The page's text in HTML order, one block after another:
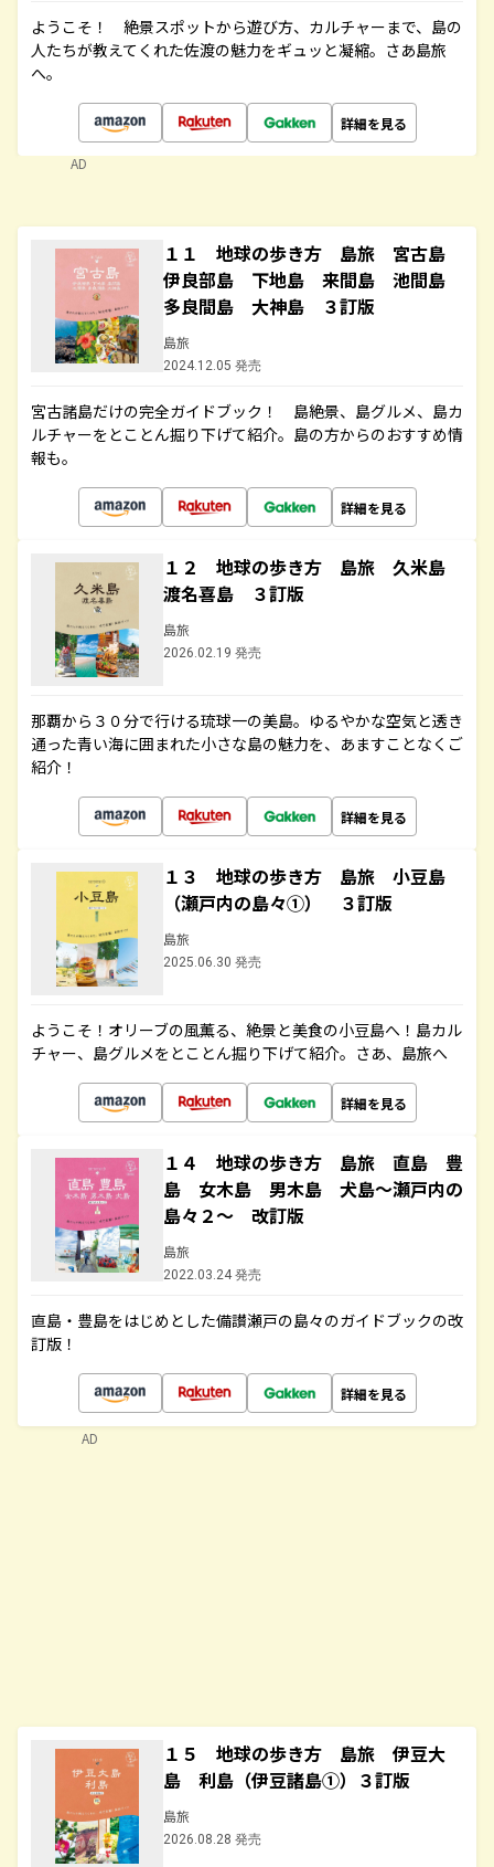
ようこそ！ 絶景スポットから遊び方、カルチャーまで、島の
人たちが教えてくれた佐渡の魅力をギュッと凝縮。さあ島旅
へ。
詳細を見る
AD
１１ 地球の歩き方 島旅 宮古島
伊良部島 下地島 来間島 池間島
多良間島 大神島 ３訂版
島旅
2024.12.05 発売
宮古諸島だけの完全ガイドブック！ 島絶景、島グルメ、島カ
ルチャーをとことん掘り下げて紹介。島の方からのおすすめ情
報も。
詳細を見る
１２ 地球の歩き方 島旅 久米島
渡名喜島 ３訂版
島旅
2026.02.19 発売
那覇から３０分で行ける琉球一の美島。ゆるやかな空気と透き
通った青い海に囲まれた小さな島の魅力を、あますことなくご
紹介！
詳細を見る
１３ 地球の歩き方 島旅 小豆島
（瀬戸内の島々①） ３訂版
島旅
2025.06.30 発売
ようこそ！オリーブの風薫る、絶景と美食の小豆島へ！島カル
チャー、島グルメをとことん掘り下げて紹介。さあ、島旅へ
詳細を見る
１４ 地球の歩き方 島旅 直島 豊
島 女木島 男木島 犬島～瀬戸内の
島々２～ 改訂版
島旅
2022.03.24 発売
直島・豊島をはじめとした備讃瀬戸の島々のガイドブックの改
訂版！
詳細を見る
１５ 地球の歩き方 島旅 伊豆大
島 利島（伊豆諸島①）３訂版
島旅
2026.08.28 発売
AD